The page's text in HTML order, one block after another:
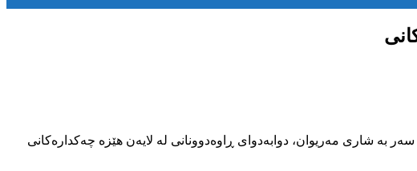
دزڵی سەر بە شاری مەریوان، دوابەدوای ڕاوەدوونانی لە لایەن هێزە چەکدارەکانی